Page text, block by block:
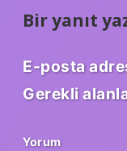
Bir yanıt
E-posta
Gerekli
Yorum